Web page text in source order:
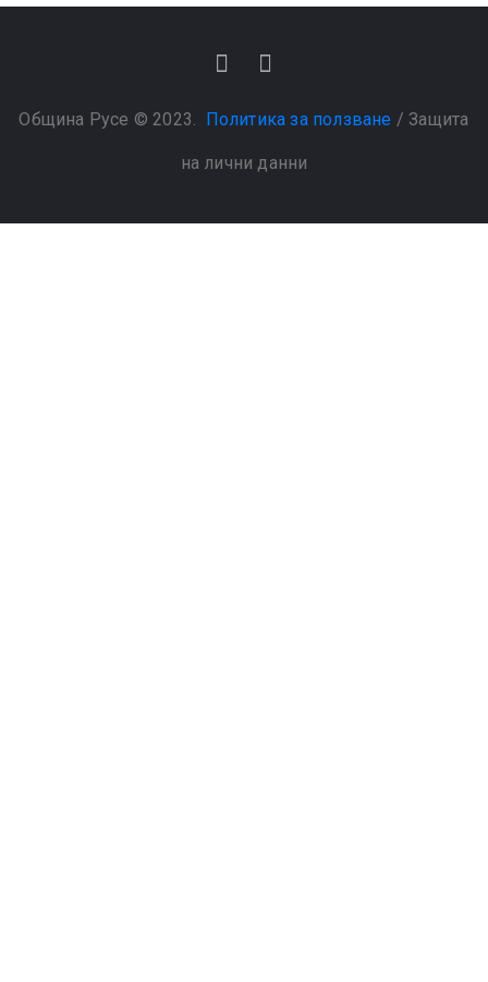
Община Русе © 2023. Политика за ползване / Защита
на лични данни